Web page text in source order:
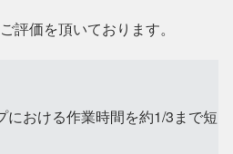
評価を頂いております。
における作業時間を約1/3まで短